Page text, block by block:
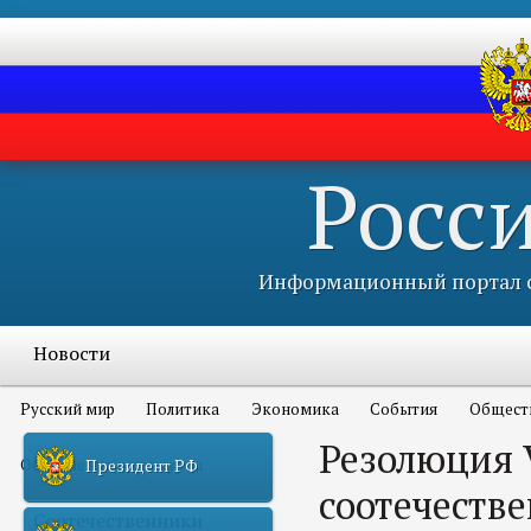
Информационный портал
Новости
Русский мир Политика Экономика События
Объявления и конкурсы
Соотечественники
Президент РФ
Резолюция